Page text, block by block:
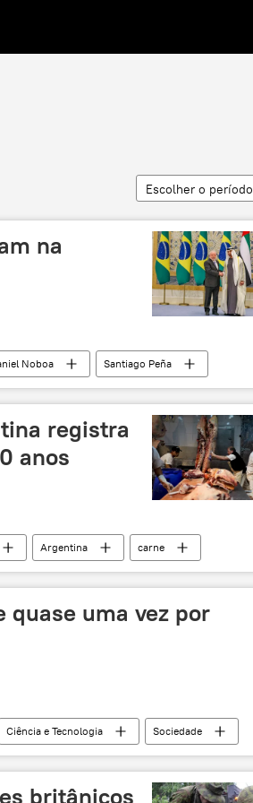
Escolher o período
na
Noboa
Santiago Peña
Equador
Gabriel Boric
registra
anos
Argentina
carne
crise econômica
quase uma vez por
Ciência e Tecnologia
Sociedade
SARS-CoV-19
mutação
britânicos